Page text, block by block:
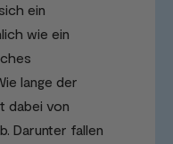
ein
wie ein
lange der
dabei von
Darunter fallen